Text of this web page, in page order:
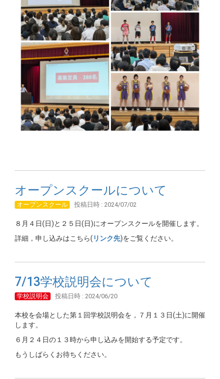
オープンスクールについて
オープンスクール 投稿日時 : 2024/07/02
８月４日(日)と２５日(日)にオープンスクールを開催します。
詳細，申し込みはこちら( リンク先)をご覧ください。
7/13学校説明会について
学校説明会 投稿日時 : 2024/06/20
本校を会場とした第１回学校説明会を，７月１３日(土)に開催
します。
６月２４日の１３時から申し込みを開始する予定です。
もうしばらくお待ちください。